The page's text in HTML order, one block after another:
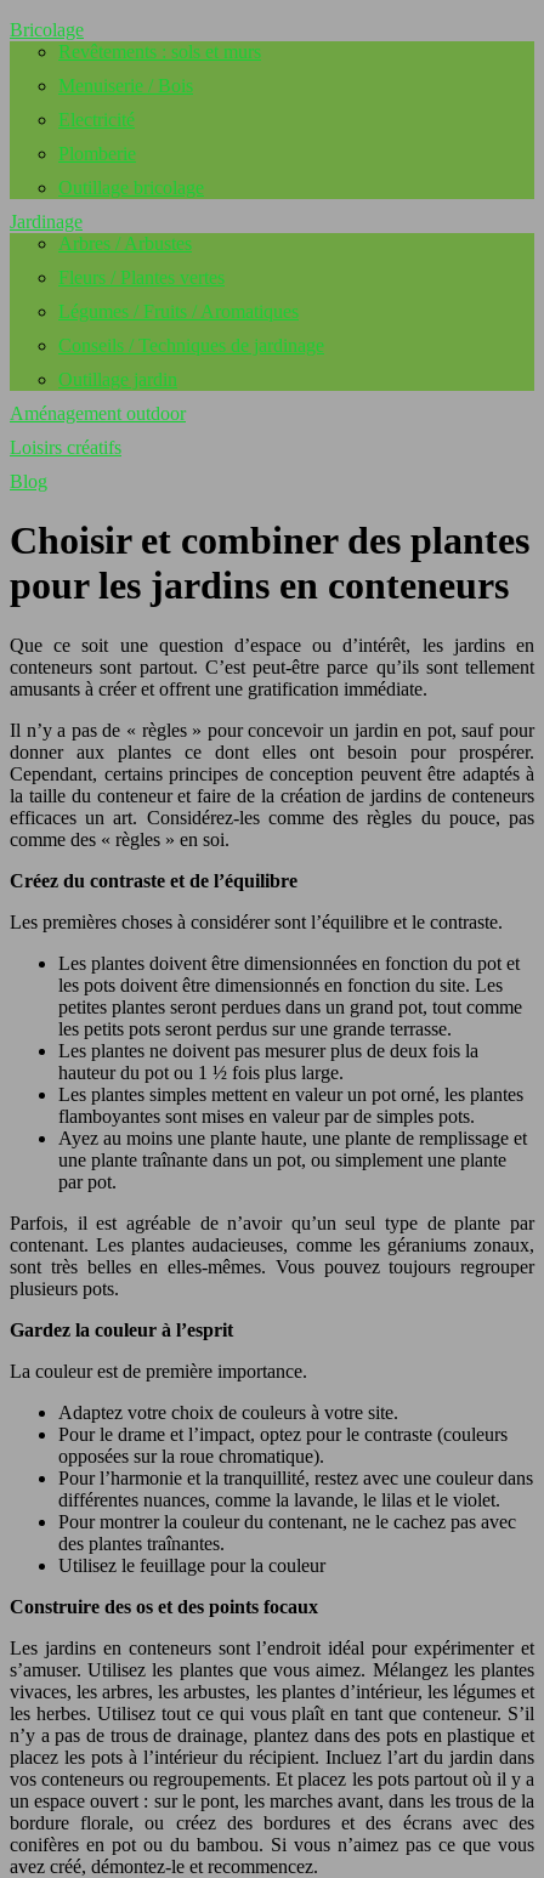
Bricolage
Revêtements : sols et murs
Menuiserie / Bois
Electricité
Plomberie
Outillage bricolage
Jardinage
Arbres / Arbustes
Fleurs / Plantes vertes
Légumes / Fruits / Aromatiques
Conseils / Techniques de jardinage
Outillage jardin
Aménagement outdoor
Loisirs créatifs
Blog
Choisir et combiner des plantes
pour les jardins en conteneurs
Que ce soit une question d’espace ou d’intérêt, les jardins en
conteneurs sont partout. C’est peut-être parce qu’ils sont tellement
amusants à créer et offrent une gratification immédiate.
Il n’y a pas de « règles » pour concevoir un jardin en pot, sauf pour
donner aux plantes ce dont elles ont besoin pour prospérer.
Cependant, certains principes de conception peuvent être adaptés à
la taille du conteneur et faire de la création de jardins de conteneurs
efficaces un art. Considérez-les comme des règles du pouce, pas
comme des « règles » en soi.
Créez du contraste et de l’équilibre
Les premières choses à considérer sont l’équilibre et le contraste.
Les plantes doivent être dimensionnées en fonction du pot et
les pots doivent être dimensionnés en fonction du site. Les
petites plantes seront perdues dans un grand pot, tout comme
les petits pots seront perdus sur une grande terrasse.
Les plantes ne doivent pas mesurer plus de deux fois la
hauteur du pot ou 1 ½ fois plus large.
Les plantes simples mettent en valeur un pot orné, les plantes
flamboyantes sont mises en valeur par de simples pots.
Ayez au moins une plante haute, une plante de remplissage et
une plante traînante dans un pot, ou simplement une plante
par pot.
Parfois, il est agréable de n’avoir qu’un seul type de plante par
contenant. Les plantes audacieuses, comme les géraniums zonaux,
sont très belles en elles-mêmes. Vous pouvez toujours regrouper
plusieurs pots.
Gardez la couleur à l’esprit
La couleur est de première importance.
Adaptez votre choix de couleurs à votre site.
Pour le drame et l’impact, optez pour le contraste (couleurs
opposées sur la roue chromatique).
Pour l’harmonie et la tranquillité, restez avec une couleur dans
différentes nuances, comme la lavande, le lilas et le violet.
Pour montrer la couleur du contenant, ne le cachez pas avec
des plantes traînantes.
Utilisez le feuillage pour la couleur
Construire des os et des points focaux
Les jardins en conteneurs sont l’endroit idéal pour expérimenter et
s’amuser. Utilisez les plantes que vous aimez. Mélangez les plantes
vivaces, les arbres, les arbustes, les plantes d’intérieur, les légumes et
les herbes. Utilisez tout ce qui vous plaît en tant que conteneur. S’il
n’y a pas de trous de drainage, plantez dans des pots en plastique et
placez les pots à l’intérieur du récipient. Incluez l’art du jardin dans
vos conteneurs ou regroupements. Et placez les pots partout où il y a
un espace ouvert : sur le pont, les marches avant, dans les trous de la
bordure florale, ou créez des bordures et des écrans avec des
conifères en pot ou du bambou. Si vous n’aimez pas ce que vous
avez créé, démontez-le et recommencez.